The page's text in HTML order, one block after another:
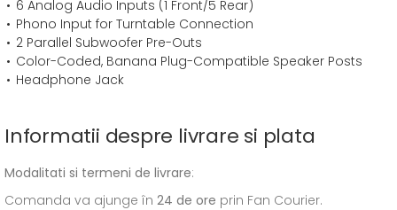
6 Analog Audio Inputs (1 Front/5 Rear)
Phono Input for Turntable Connection
2 Parallel Subwoofer Pre-Outs
Color-Coded, Banana Plug-Compatible Speaker Posts
Headphone Jack
Informatii despre livrare si plata
Modalitati si termeni de livrare:
Comanda va ajunge în 24 de ore prin Fan Courier.